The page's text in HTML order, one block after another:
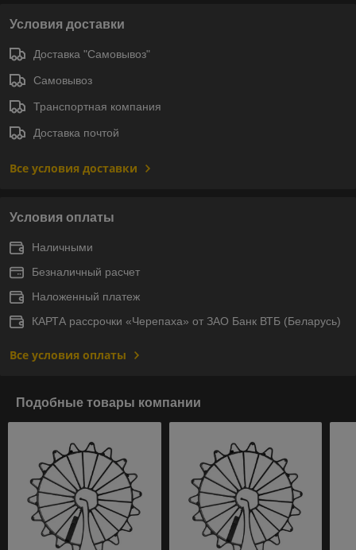
Условия доставки
Доставка "Самовывоз"
Самовывоз
Транспортная компания
Доставка почтой
Все условия доставки
Условия оплаты
Наличными
Безналичный расчет
Наложенный платеж
КАРТА рассрочки «Черепаха» от ЗАО Банк ВТБ (Беларусь)
Все условия оплаты
Подобные товары компании